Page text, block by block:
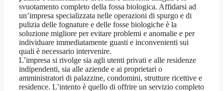
svuotamento completo della fossa biologica. Affidarsi ad
un’impresa specializzata nelle operazioni di spurgo e di
pulizia delle fognature e delle fosse biologiche è la
soluzione migliore per evitare problemi e anomalie e per
individuare immediatamente guasti e inconvenienti sui
quali è necessario intervenire.
L’impresa si rivolge sia agli utenti privati e alle residenze
indipendenti, sia alle aziende e ai proprietari o
amministratori di palazzine, condomini, strutture ricettive e
residence. L’intento è quello di offrire un servizio completo